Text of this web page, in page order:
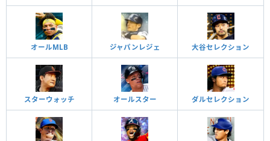
オールMLB ジャパンレジェ 大谷セレクション
スターウォッチ オールスター ダルセレクション